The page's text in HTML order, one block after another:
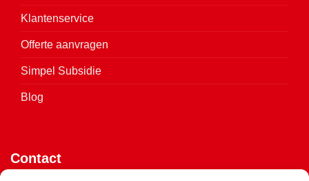
Klantenservice
Offerte aanvragen
Simpel Subsidie
Blog
Contact